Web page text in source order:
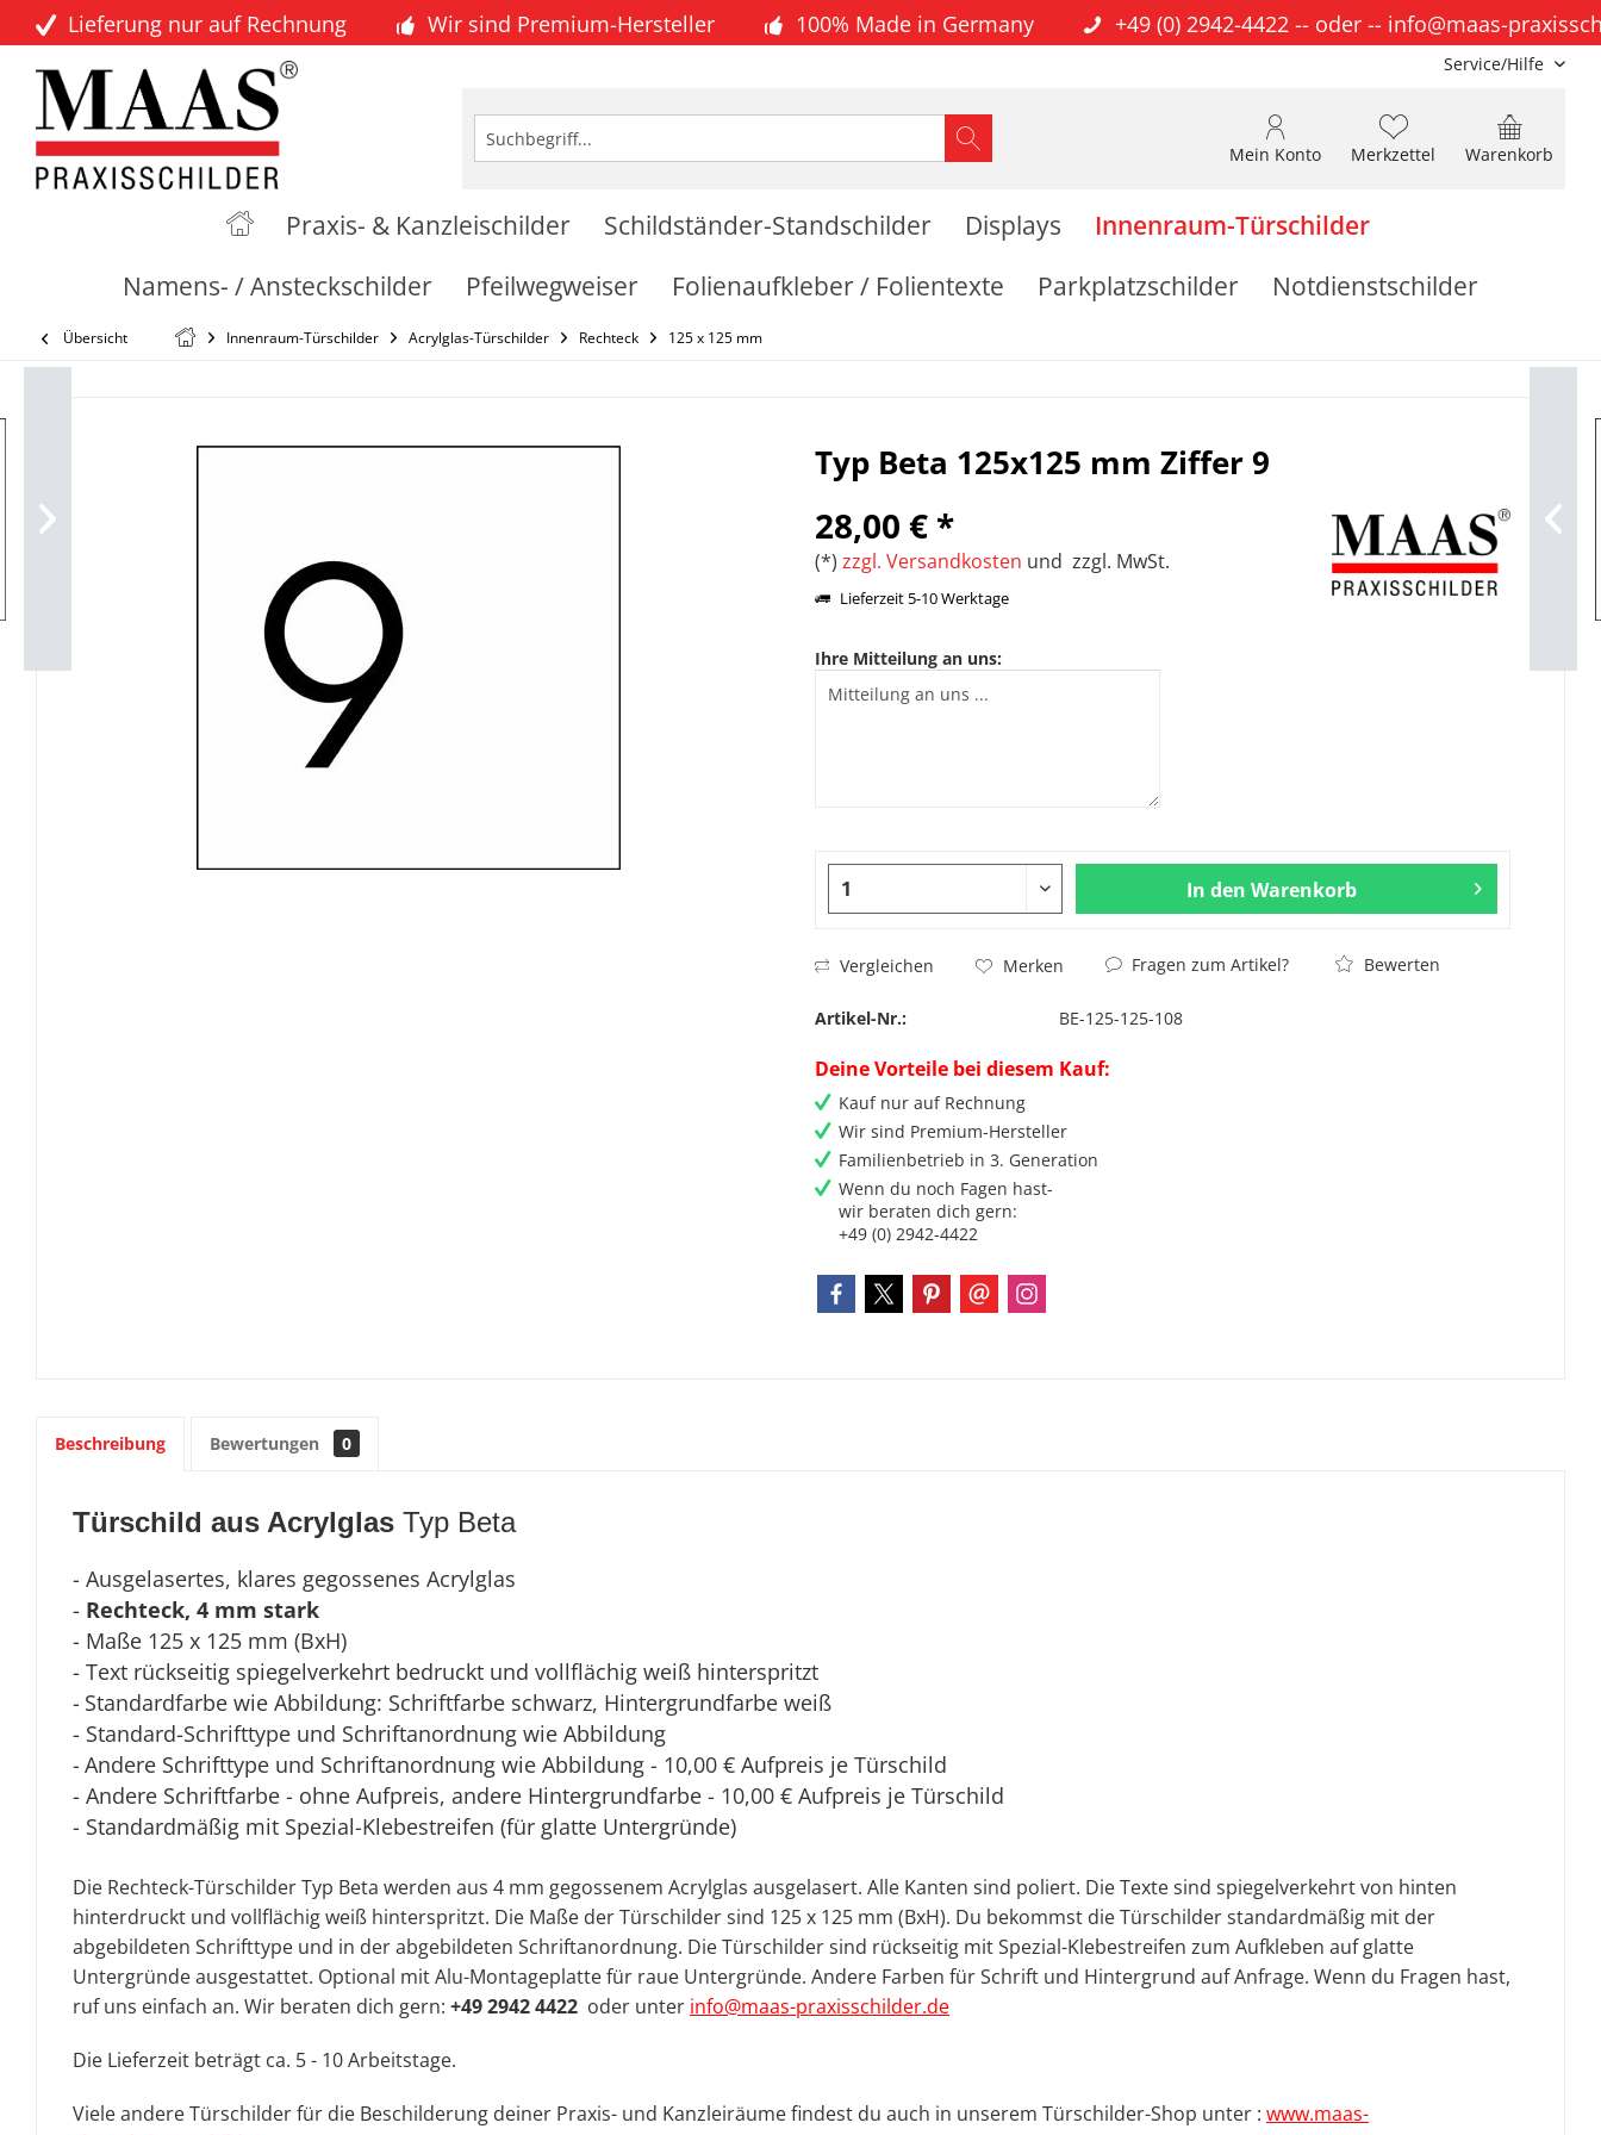
Lieferung nur auf Rechnung Wir sind Premium-Hersteller 100% Made in Germany +49 (0) 2942-4422 -- oder -- info@maas-
Service/Hilfe
Warenkorb
Merkzettel
Mein Konto
Praxis- & Kanzleischilder Schildständer-Standschilder Displays
Innenraum-Türschilder
Namens- / Ansteckschilder
Pfeilwegweiser Folienaufkleber / Folientexte Parkplatzschilder Notdienstschilder
Übersicht Innenraum-Türschilder Acrylglas-Türschilder Rechteck 125 x 125 mm
Typ Beta 125x125 mm Ziffer 9
28,00 € *
(*)zzgl. Versandkosten und zzgl. MwSt.
Lieferzeit 5-10 Werktage
Ihre Mitteilung an uns:
In den Warenkorb
Vergleichen Merken Fragen zum Artikel? Bewerten
Artikel-Nr.: BE-125-125-108
Deine Vorteile bei diesem Kauf:
Kauf nur auf Rechnung
Wir sind Premium-Hersteller
Familienbetrieb in 3. Generation
Wenn du noch Fagen hast-
wir beraten dich gern:
+49 (0) 2942-4422
Beschreibung Bewertungen 0
Türschild aus Acrylglas Typ Beta
- Ausgelasertes, klares gegossenes Acrylglas
- Rechteck, 4 mm stark
- Maße 125 x 125 mm (BxH)
- Text rückseitig spiegelverkehrt bedruckt und vollflächig weiß hinterspritzt
- Standardfarbe wie Abbildung: Schriftfarbe schwarz, Hintergrundfarbe weiß
- Standard-Schrifttype und Schriftanordnung wie Abbildung
- Andere Schrifttype und Schriftanordnung wie Abbildung - 10,00 € Aufpreis je Türschild
- Andere Schriftfarbe - ohne Aufpreis, andere Hintergrundfarbe - 10,00 € Aufpreis je Türschild
- Standardmäßig mit Spezial-Klebestreifen (für glatte Untergründe)
Die Rechteck-Türschilder Typ Beta werden aus 4 mm gegossenem Acrylglas ausgelasert. Alle Kanten sind poliert. Die Texte sind spiegelverkehrt von hinten
hinterdruckt und vollflächig weiß hinterspritzt. Die Maße der Türschilder sind 125 x 125 mm (BxH). Du bekommst die Türschilder standardmäßig mit der
abgebildeten Schrifttype und in der abgebildeten Schriftanordnung. Die Türschilder sind rückseitig mit Spezial-Klebestreifen zum Aufkleben auf glatte
Untergründe ausgestattet. Optional mit Alu-Montageplatte für raue Untergründe. Andere Farben für Schrift und Hintergrund auf Anfrage. Wenn du Fragen hast,
ruf uns einfach an. Wir beraten dich gern: +49 2942 4422 oder unter info@maas-praxisschilder.de
Die Lieferzeit beträgt ca. 5 - 10 Arbeitstage.
Viele andere Türschilder für die Beschilderung deiner Praxis- und Kanzleiräume findest du auch in unserem Türschilder-Shop unter : www.maas-